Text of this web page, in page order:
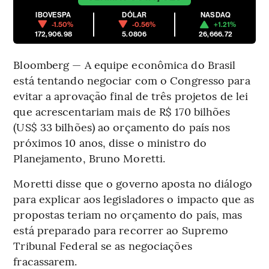
IBOVESPA
-1.50%
172,906.98
DÓLAR
-0.56%
5.0806
NASDAQ
+1.21%
26,666.72
Bloomberg — A equipe econômica do Brasil
está tentando negociar com o Congresso para
evitar a aprovação final de três projetos de lei
que acrescentariam mais de R$ 170 bilhões
(US$ 33 bilhões) ao orçamento do país nos
próximos 10 anos, disse o ministro do
Planejamento, Bruno Moretti.
Moretti disse que o governo aposta no diálogo
para explicar aos legisladores o impacto que as
propostas teriam no orçamento do país, mas
está preparado para recorrer ao Supremo
Tribunal Federal se as negociações
fracassarem.